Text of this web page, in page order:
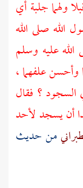
ولهما جلبة أي
الله صلى الله
عليه وسلم
وأحسن علفهما ،
السجود ؟ فقال
أن يسجد لأحد
من حديث